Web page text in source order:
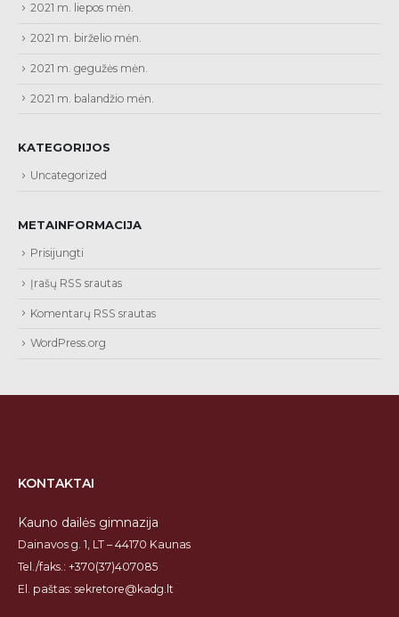
2021 m. liepos mėn.
2021 m. birželio mėn.
2021 m. gegužės mėn.
2021 m. balandžio mėn.
KATEGORIJOS
Uncategorized
METAINFORMACIJA
Prisijungti
Įrašų RSS srautas
Komentarų RSS srautas
WordPress.org
KONTAKTAI
Kauno dailės gimnazija
Dainavos g. 1, LT – 44170 Kaunas
Tel./faks.: +370(37)407085
El. paštas: sekretore@kadg.lt